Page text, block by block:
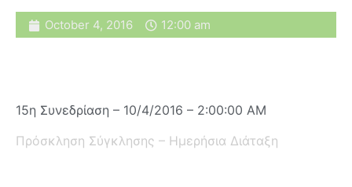
October 4, 2016 12:00 am
15η Συνεδρίαση – 10/4/2016 – 2:00:00 AM
Πρόσκληση Σύγκλησης – Ημερήσια Διάταξη